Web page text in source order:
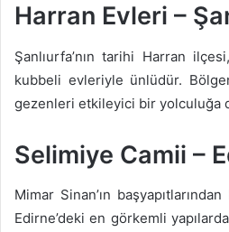
Harran Evleri –
Şanlıurfa’nın tarihi Harran
kubbeli evleriyle ünlüdür.
gezenleri etkileyici bir yolculuğa
Selimiye Camii –
Mimar Sinan’ın
Edirne’deki en görkemli